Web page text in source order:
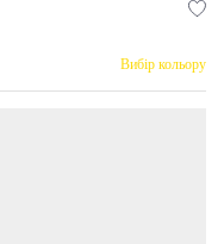
Вибір кольору